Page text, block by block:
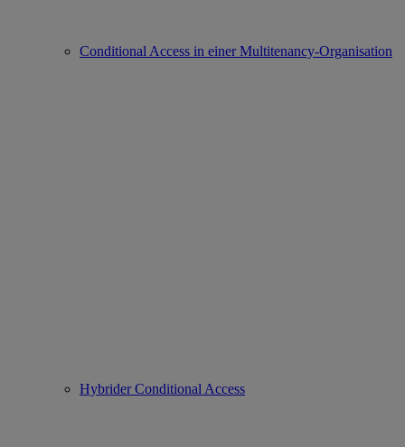
Conditional Access in einer Multitenancy-Organisation
Hybrider Conditional Access